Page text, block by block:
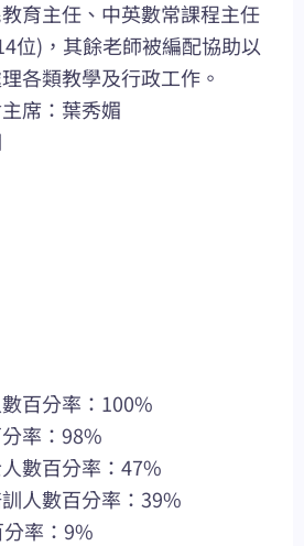
育主任、中英數常課程主任
位)，其餘老師被編配協助以
各類教學及行政工作。
席：葉秀媚
百分率：100%
率：98%
數百分率：47%
人數百分率：39%
率：9%